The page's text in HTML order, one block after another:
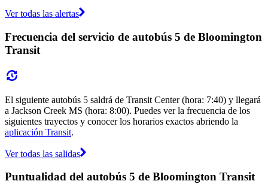
Ver todas las alertas
Frecuencia del servicio de autobús 5 de Bloomington
Transit
El siguiente autobús 5 saldrá de Transit Center (hora: 7:40) y llegará
a Jackson Creek MS (hora: 8:00). Puedes ver la frecuencia de los
siguientes trayectos y conocer los horarios exactos abriendo la
aplicación Transit.
Ver todas las salidas
Puntualidad del autobús 5 de Bloomington Transit